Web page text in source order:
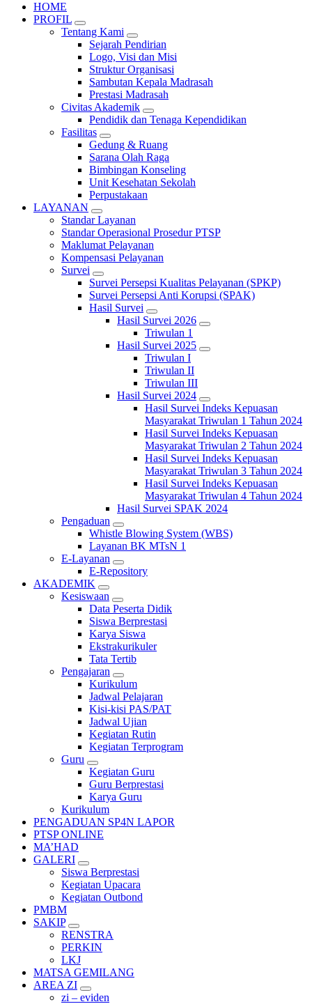
HOME
PROFIL
Tentang Kami
Sejarah Pendirian
Logo, Visi dan Misi
Struktur Organisasi
Sambutan Kepala Madrasah
Prestasi Madrasah
Civitas Akademik
Pendidik dan Tenaga Kependidikan
Fasilitas
Gedung & Ruang
Sarana Olah Raga
Bimbingan Konseling
Unit Kesehatan Sekolah
Perpustakaan
LAYANAN
Standar Layanan
Standar Operasional Prosedur PTSP
Maklumat Pelayanan
Kompensasi Pelayanan
Survei
Survei Persepsi Kualitas Pelayanan (SPKP)
Survei Persepsi Anti Korupsi (SPAK)
Hasil Survei
Hasil Survei 2026
Triwulan 1
Hasil Survei 2025
Triwulan I
Triwulan II
Triwulan III
Hasil Survei 2024
Hasil Survei Indeks Kepuasan
Masyarakat Triwulan 1 Tahun 2024
Hasil Survei Indeks Kepuasan
Masyarakat Triwulan 2 Tahun 2024
Hasil Survei Indeks Kepuasan
Masyarakat Triwulan 3 Tahun 2024
Hasil Survei Indeks Kepuasan
Masyarakat Triwulan 4 Tahun 2024
Hasil Survei SPAK 2024
Pengaduan
Whistle Blowing System (WBS)
Layanan BK MTsN 1
E-Layanan
E-Repository
AKADEMIK
Kesiswaan
Data Peserta Didik
Siswa Berprestasi
Karya Siswa
Ekstrakurikuler
Tata Tertib
Pengajaran
Kurikulum
Jadwal Pelajaran
Kisi-kisi PAS/PAT
Jadwal Ujian
Kegiatan Rutin
Kegiatan Terprogram
Guru
Kegiatan Guru
Guru Berprestasi
Karya Guru
Kurikulum
PENGADUAN SP4N LAPOR
PTSP ONLINE
MA’HAD
GALERI
Siswa Berprestasi
Kegiatan Upacara
Kegiatan Outbond
PMBM
SAKIP
RENSTRA
PERKIN
LKJ
MATSA GEMILANG
AREA ZI
zi – eviden